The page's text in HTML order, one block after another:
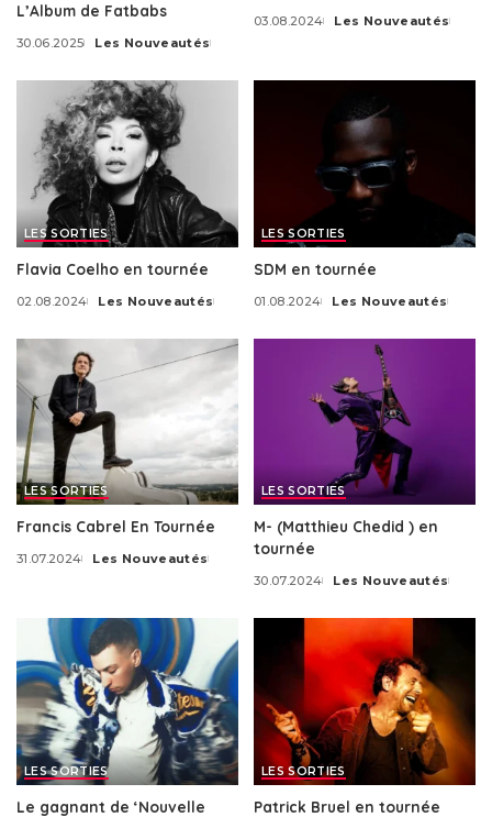
L’Album de Fatbabs
30.06.2025
Posted
Les Nouveautés
03.08.2024
Posted
Les Nouveautés
LES SORTIES
Flavia Coelho en tournée
02.08.2024
Posted
Les Nouveautés
LES SORTIES
SDM en tournée
01.08.2024
Posted
Les Nouveautés
LES SORTIES
Francis Cabrel En Tournée
31.07.2024
Posted
Les Nouveautés
LES SORTIES
M- (Matthieu Chedid ) en
tournée
30.07.2024
Posted
Les Nouveautés
LES SORTIES
Le gagnant de ‘Nouvelle
LES SORTIES
Patrick Bruel en tournée